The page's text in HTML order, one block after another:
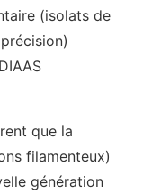
(isolats de
que la
filamenteux)
génération